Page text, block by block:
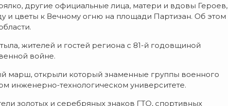
другие официальные лица, матери и вдовы Героев,
и цветы к Вечному огню на площади Партизан. Об этом
жителей и гостей региона с 81-й годовщиной
войне.
марш, открыли который знаменные группы военного
инженерно-технологическом университете.
золотых и серебряных знаков ГТО, спортивных